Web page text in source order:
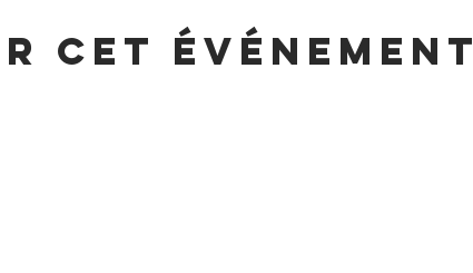
cet événement